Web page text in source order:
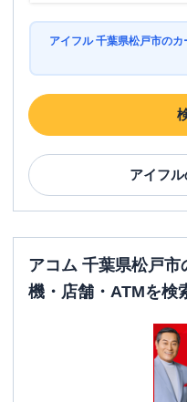
アイフル 千葉県松戸市の
アイフル
アコム 千葉県松戸
機・店舗・ATMを検